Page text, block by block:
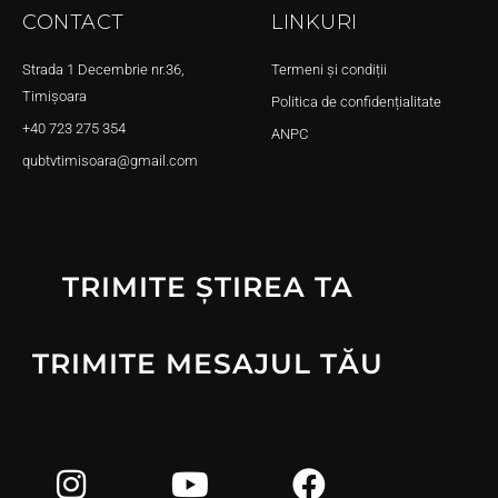
CONTACT
Strada 1 Decembrie nr.36,
Timișoara
+40 723 275 354
qubtvtimisoara@gmail.com
LINKURI
Termeni și condiții
Politica de confidențialitate
ANPC
TRIMITE ȘTIREA TA
TRIMITE MESAJUL TĂU